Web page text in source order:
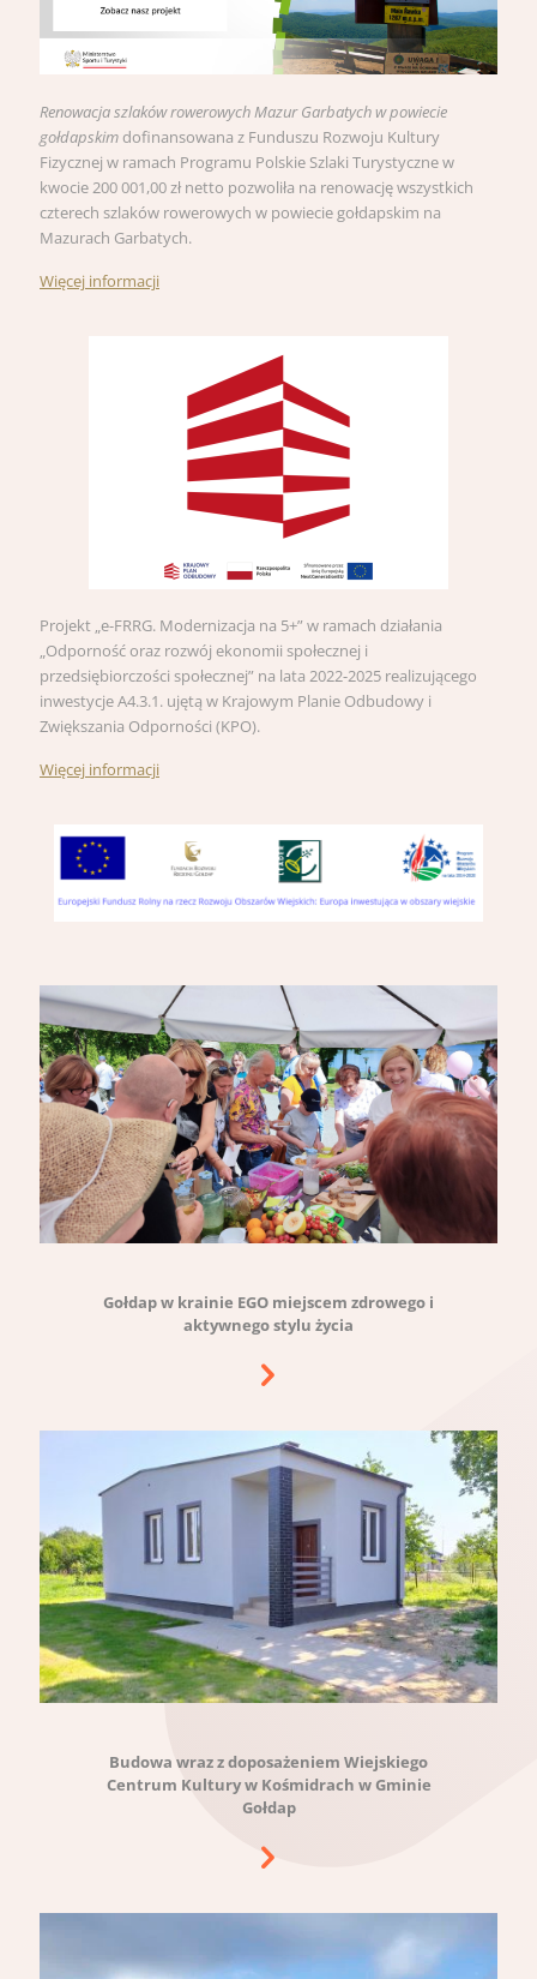
Renowacja szlaków rowerowych Mazur Garbatych w powiecie
gołdapskimdofinansowana z Funduszu Rozwoju Kultury
Fizycznej w ramach Programu Polskie Szlaki Turystyczne w
kwocie 200 001,00 zł netto pozwoliła na renowację wszystkich
czterech szlaków rowerowych w powiecie gołdapskim na
Mazurach Garbatych.
Więcej informacji
Projekt „e-FRRG. Modernizacja na 5+” w ramach działania
„Odporność oraz rozwój ekonomii społecznej i
przedsiębiorczości społecznej” na lata 2022-2025 realizującego
inwestycje A4.3.1. ujętą w Krajowym Planie Odbudowy i
Zwiększania Odporności (KPO).
Więcej informacji
Gołdap w krainie EGO miejscem zdrowego i
aktywnego stylu życia
Budowa wraz z doposażeniem Wiejskiego
Centrum Kultury w Kośmidrach w Gminie
Gołdap